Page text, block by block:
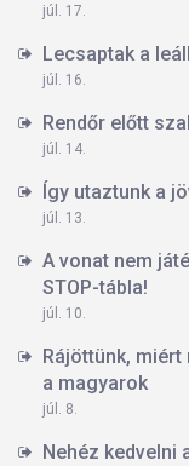
júl. 17.
Lecsaptak a
júl. 16.
Rendőr előtt
júl. 14.
Így utaztunk a
júl. 13.
A vonat nem
STOP-tábla!
júl. 10.
Rájöttünk,
a magyarok
júl. 8.
Nehéz kedvelni